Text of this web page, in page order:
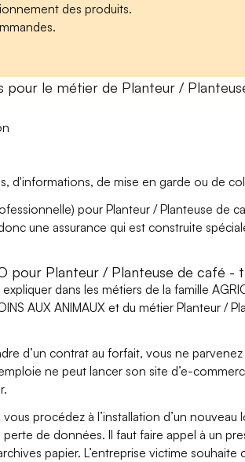
des produits.
pour le métier de Planteur /
d'informations, de mise en garde ou de
pour Planteur / Planteuse de
une assurance qui est construite
pour Planteur / Planteuse de café -
dans les métiers de la famille
AUX ANIMAUX et du métier Planteur /
d’un contrat au forfait, vous ne
ne peut lancer son site d’e-
vous procédez à l’installation d’un
de données. Il faut faire appel à un
papier. L’entreprise victime souhaite